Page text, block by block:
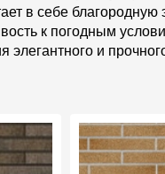
в себе благородную
к погодным
элегантного и